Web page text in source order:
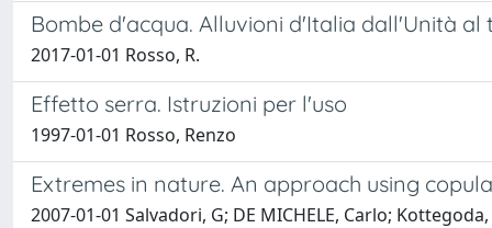
Bombe d'acqua. Alluvioni d'Italia dall'Unità al
2017-01-01 Rosso, R.
Effetto serra. Istruzioni per l'uso
1997-01-01 Rosso, Renzo
Extremes in nature. An approach using
2007-01-01 Salvadori, G; DE MICHELE, Carlo;